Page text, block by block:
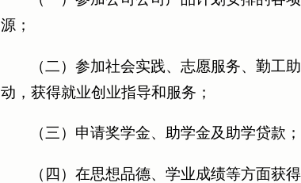
源；
（二）参加社会实践、志愿服务、勤工
动，获得就业创业指导和服务；
（三）申请奖学金、助学金及助学贷款；
（四）在思想品德、学业成绩等方面获